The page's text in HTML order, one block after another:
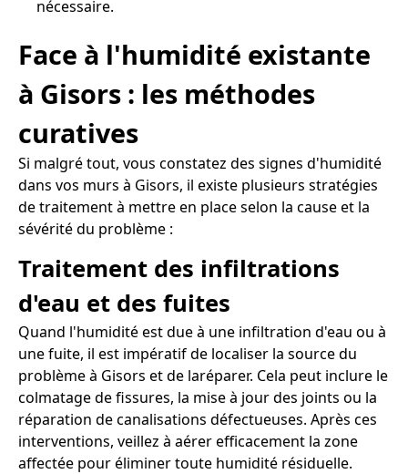
nécessaire.
Face à l'humidité existante
à Gisors : les méthodes
curatives
Si malgré tout, vous constatez des signes d'humidité
dans vos murs à Gisors, il existe plusieurs stratégies
de traitement à mettre en place selon la cause et la
sévérité du problème :
Traitement des infiltrations
d'eau et des fuites
Quand l'humidité est due à une infiltration d'eau ou à
une fuite, il est impératif de localiser la source du
problème à Gisors et de laréparer. Cela peut inclure le
colmatage de fissures, la mise à jour des joints ou la
réparation de canalisations défectueuses. Après ces
interventions, veillez à aérer efficacement la zone
affectée pour éliminer toute humidité résiduelle.